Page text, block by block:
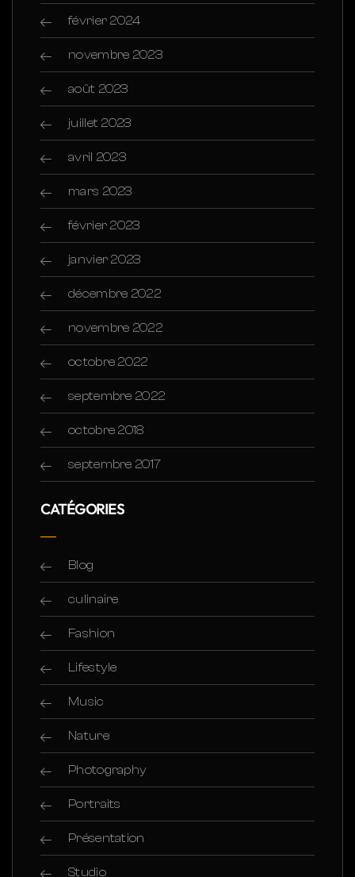
février 2024
novembre 2023
août 2023
juillet 2023
avril 2023
mars 2023
février 2023
janvier 2023
décembre 2022
novembre 2022
octobre 2022
septembre 2022
octobre 2018
septembre 2017
CATÉGORIES
Blog
culinaire
Fashion
Lifestyle
Music
Nature
Photography
Portraits
Présentation
Studio